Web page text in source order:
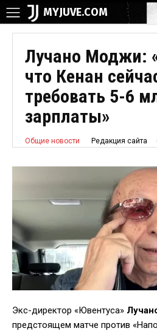
MYJUVE.COM
Лучано Моджи:
что Кенан
требовать 5-6
зарплаты»
Общие новости Редакция сайта
Экс-директор «Ювентуса»
предстоящем матче против